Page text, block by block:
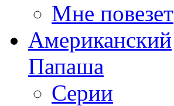
Мне повезет
Американский
Папаша
Серии